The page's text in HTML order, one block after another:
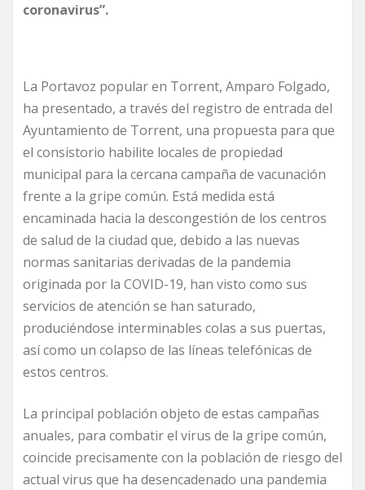
coronavirus”.
La Portavoz popular en Torrent, Amparo Folgado,
ha presentado, a través del registro de entrada del
Ayuntamiento de Torrent, una propuesta para que
el consistorio habilite locales de propiedad
municipal para la cercana campaña de vacunación
frente a la gripe común. Está medida está
encaminada hacia la descongestión de los centros
de salud de la ciudad que, debido a las nuevas
normas sanitarias derivadas de la pandemia
originada por la COVID-19, han visto como sus
servicios de atención se han saturado,
produciéndose interminables colas a sus puertas,
así como un colapso de las líneas telefónicas de
estos centros.
La principal población objeto de estas campañas
anuales, para combatir el virus de la gripe común,
coincide precisamente con la población de riesgo del
actual virus que ha desencadenado una pandemia